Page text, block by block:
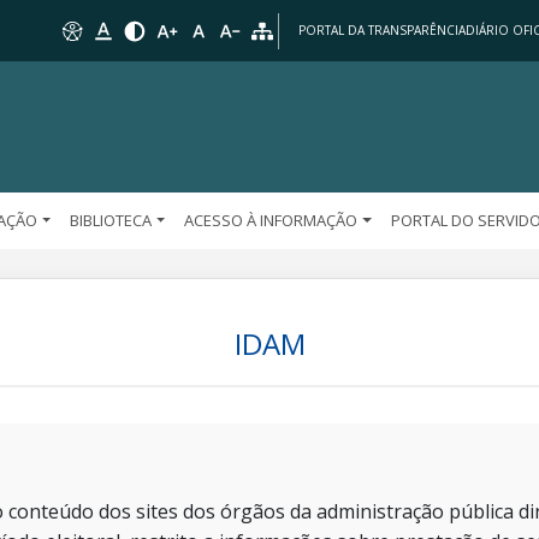
PORTAL DA TRANSPARÊNCIADIÁRIO
BIBLIOTECA ACESSO À INFORMAÇÃO PORTAL DO
IDAM
conteúdo dos sites dos órgãos da administração pública